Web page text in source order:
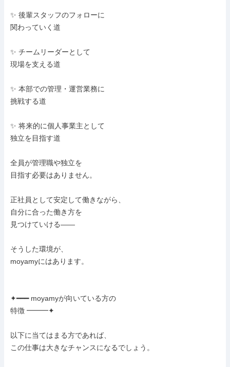
✨ 後輩スタッフのフォローに
関わっていく道
✨ チームリーダーとして
現場を支える道
✨ 本部での管理・運営業務に
挑戦する道
✨ 将来的に個人事業主として
独立を目指す道
全員が管理職や独立を
目指す必要はありません。
正社員として安定して働きながら、
自分に合った働き方を
見つけていける——
そうした環境が、
moyamyにはあります。
✦━━━ moyamyが向いている方の
特徴 ━━━✦
以下に当てはまる方であれば、
この仕事は大きなチャンスになるでしょう。